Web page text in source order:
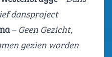
dansproject
–Geen Gezicht,
gezien worden